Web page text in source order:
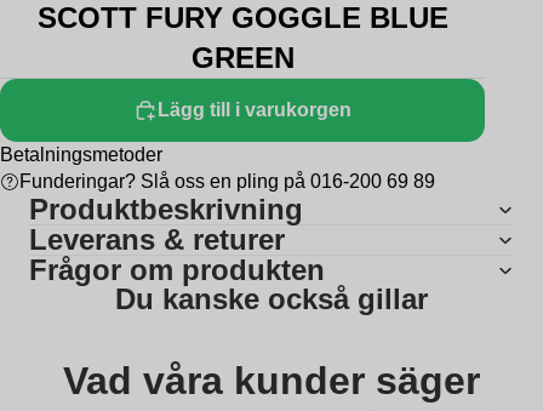
SCOTT FURY GOGGLE BLUE
GREEN
Lägg till i varukorgen
Betalningsmetoder
Funderingar? Slå oss en pling på 016-200 69 89
Produktbeskrivning
Leverans & returer
Frågor om produkten
Du kanske också gillar
Vad våra kunder säger